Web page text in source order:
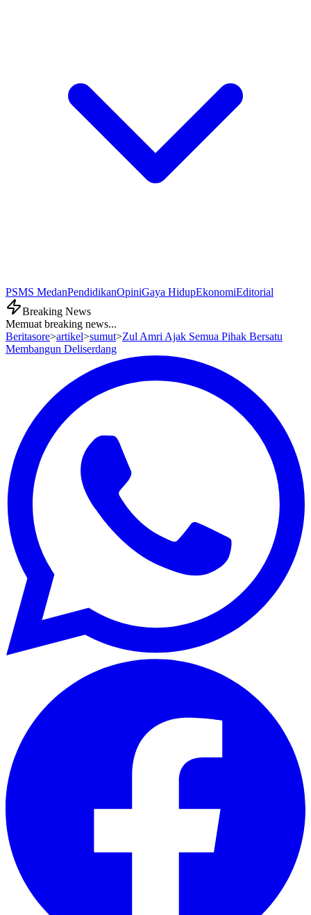
PSMS MedanPendidikanOpiniGaya HidupEkonomiEditorial
Breaking News
Memuat breaking news...
Beritasore>artikel>sumut>Zul Amri Ajak Semua Pihak Bersatu
Membangun Deliserdang